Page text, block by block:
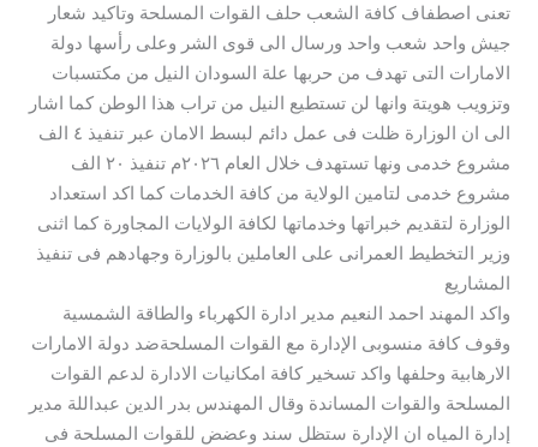
تعنى اصطفاف كافة الشعب حلف القوات المسلحة وتاكيد شعار
جيش واحد شعب واحد ورسال الى قوى الشر وعلى رأسها دولة
الامارات التى تهدف من حربها علة السودان النيل من مكتسبات
وتزويب هويتة وانها لن تستطيع النيل من تراب هذا الوطن كما اشار
الى ان الوزارة ظلت فى عمل دائم لبسط الامان عبر تنفيذ ٤ الف
مشروع خدمى ونها تستهدف خلال العام ٢٠٢٦م تنفيذ ٢٠ الف
مشروع خدمى لتامين الولاية من كافة الخدمات كما اكد استعداد
الوزارة لتقديم خبراتها وخدماتها لكافة الولايات المجاورة كما اثنى
وزير التخطيط العمرانى على العاملين بالوزارة وجهادهم فى تنفيذ
المشاريع
واكد المهند احمد النعيم مدير ادارة الكهرباء والطاقة الشمسية
وقوف كافة منسوبى الإدارة مع القوات المسلحةضد دولة الامارات
الارهابية وحلفها واكد تسخير كافة امكانيات الادارة لدعم القوات
المسلحة والقوات المساندة وقال المهندس بدر الدين عبداللة مدير
إدارة المياه ان الإدارة ستظل سند وعضض للقوات المسلحة فى